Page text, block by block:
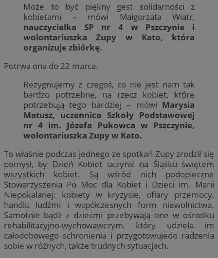
Może to być piękny gest solidarności z
kobietami – mówi Małgorzata Wiatr,
nauczycielka SP nr 4 w Pszczynie i
wolontariuszka Zupy w Kato, która
organizuje zbiórkę.
Potrwa ona do 22 marca.
Rezygnujemy z czegoś, co nie jest nam tak
bardzo potrzebne, na rzecz kobiet, które
potrzebują tego bardziej – mówi Marysia
Matusz, uczennica Szkoły Podstawowej
nr 4 im. Józefa Pukowca w Pszczynie,
wolontariuszka Zupy w Kato.
To właśnie podczas jednego ze spotkań Zupy zrodził się
pomysł, by Dzień Kobiet uczynić na Śląsku świętem
wszystkich kobiet. Są wśród nich podopieczne
Stowarzyszenia Po Moc dla Kobiet i Dzieci im. Marii
Niepokalanej: kobiety w kryzysie, ofiary przemocy,
handlu ludźmi i współczesnych form niewolnictwa.
Samotnie bądź z dziećmi przebywają one w ośrodku
rehabilitacyjno-wychowawczym, który udziela im
całodobowego schronienia i przygotowujedo radzenia
sobie w różnych, także trudnych sytuacjach.